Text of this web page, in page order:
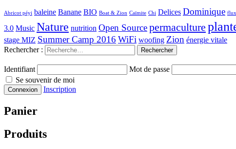
Abricot péyi baleine Banane BIO Boat & Zion Caïmite Chi Delices Dominique
3.0 Music Nature nutrition Open Sourcepermaculture
stage MIZ Summer Camp 2016 WiFi woofing Zion énergie vitale
Rechercher :
Identifiant
Mot de passe
Se souvenir de moi
Inscription
Panier
Produits